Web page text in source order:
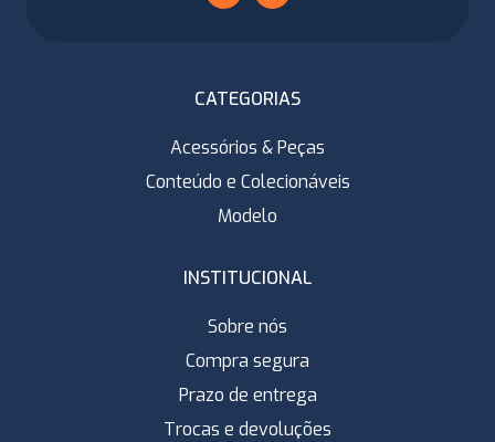
CATEGORIAS
Acessórios & Peças
Conteúdo e Colecionáveis
Modelo
INSTITUCIONAL
Sobre nós
Compra segura
Prazo de entrega
Trocas e devoluções